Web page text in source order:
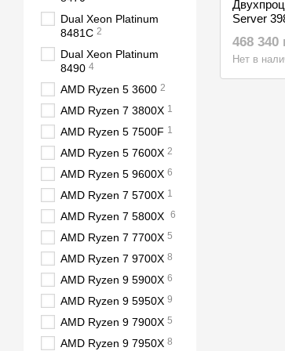
Server
5070
468 340
Нет в
Dual Xeon Platinum
8481C 2
Dual Xeon Platinum
8490 4
AMD Ryzen 5 3600 2
AMD Ryzen 7 3800X 1
AMD Ryzen 5 7500F 1
AMD Ryzen 5 7600X 2
AMD Ryzen 5 9600X 6
AMD Ryzen 7 5700X 1
AMD Ryzen 7 5800X 6
AMD Ryzen 7 7700X 5
AMD Ryzen 7 9700X 8
AMD Ryzen 9 5900X 6
AMD Ryzen 9 5950X 9
AMD Ryzen 9 7900X 5
AMD Ryzen 9 7950X 8